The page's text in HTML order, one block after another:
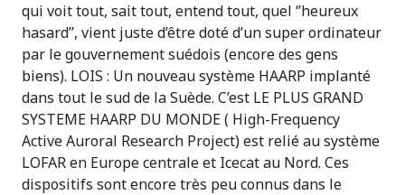
qui voit tout, sait tout, entend tout, quel ‘’heureux
hasard’’, vient juste d’être doté d’un super ordinateur
par le gouvernement suédois (encore des gens
biens). LOIS : Un nouveau système HAARP implanté
dans tout le sud de la Suède. C’est LE PLUS GRAND
SYSTEME HAARP DU MONDE ( High-Frequency
Active Auroral Research Project) est relié au système
LOFAR en Europe centrale et Icecat au Nord. Ces
dispositifs sont encore très peu connus dans le